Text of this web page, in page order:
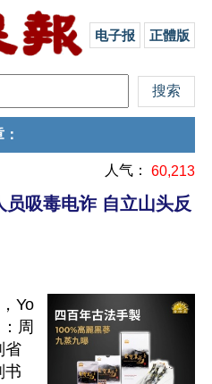
电子报 正體版
：
人气： 60,213
吸毒电诈 自立山头反
Yo
周
省
书